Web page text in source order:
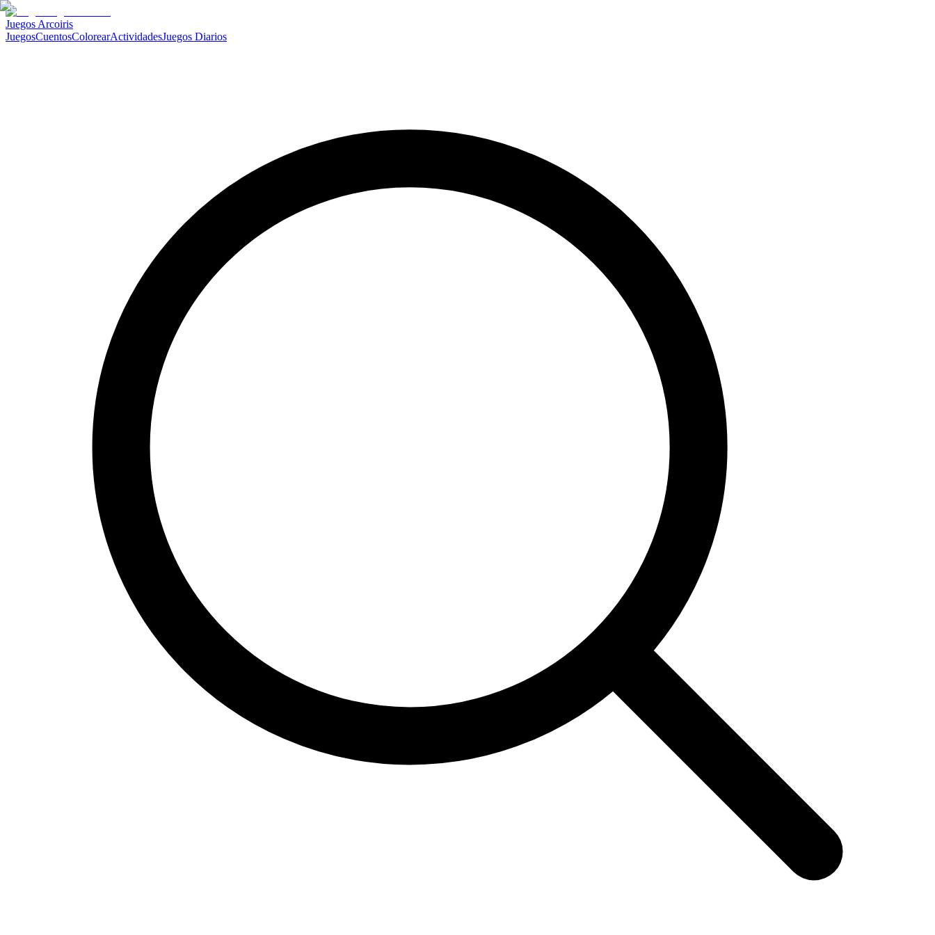
Juegos Arcoiris
JuegosCuentosColorearActividadesJuegos Diarios